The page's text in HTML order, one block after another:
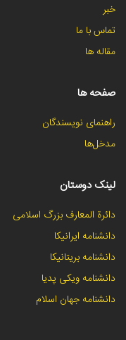
خبر
تماس با ما
مقاله ها
صفحه ها
راهنمای نویسندگان
مدخل‌ها
لینک دوستان
دائرة المعارف بزرگ اسلامی
دانشنامه ایرانیکا
دانشنامه بریتانیکا
دانشنامه ویکی پدیا
دانشنامه جهان اسلام